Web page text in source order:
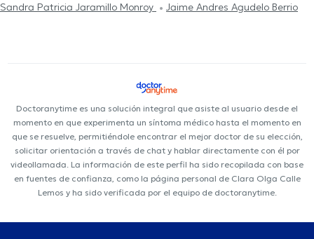
Sandra Patricia Jaramillo Monroy
Jaime Andres Agudelo Berrio
Doctoranytime es una solución integral que asiste al usuario desde el
momento en que experimenta un síntoma médico hasta el momento en
que se resuelve, permitiéndole encontrar el mejor doctor de su elección,
solicitar orientación a través de chat y hablar directamente con él por
videollamada. La información de este perfil ha sido recopilada con base
en fuentes de confianza, como la página personal de Clara Olga Calle
Lemos y ha sido verificada por el equipo de doctoranytime.